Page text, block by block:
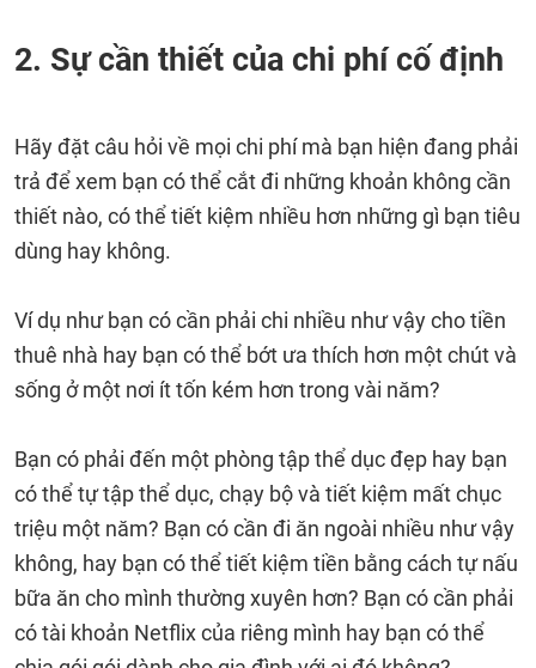
2. Sự cần thiết của chi phí cố định
Hãy đặt câu hỏi về mọi chi phí mà bạn hiện đang phải
trả để xem bạn có thể cắt đi những khoản không cần
thiết nào, có thể tiết kiệm nhiều hơn những gì bạn tiêu
dùng hay không.
Ví dụ như bạn có cần phải chi nhiều như vậy cho tiền
thuê nhà hay bạn có thể bớt ưa thích hơn một chút và
sống ở một nơi ít tốn kém hơn trong vài năm?
Bạn có phải đến một phòng tập thể dục đẹp hay bạn
có thể tự tập thể dục, chạy bộ và tiết kiệm mất chục
triệu một năm? Bạn có cần đi ăn ngoài nhiều như vậy
không, hay bạn có thể tiết kiệm tiền bằng cách tự nấu
bữa ăn cho mình thường xuyên hơn? Bạn có cần phải
có tài khoản Netflix của riêng mình hay bạn có thể